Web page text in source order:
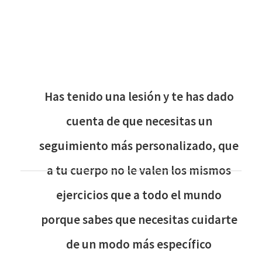
Has tenido una lesión y te has dado
cuenta de que necesitas un
seguimiento más personalizado, que
a tu cuerpo no le valen los mismos
ejercicios que a todo el mundo
porque sabes que necesitas cuidarte
de un modo más específico